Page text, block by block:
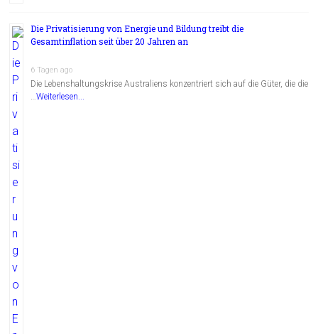
Die Privatisierung von Energie und Bildung treibt die
Gesamtinflation seit über 20 Jahren an
6 Tagen ago
Die Lebenshaltungskrise Australiens konzentriert sich auf die Güter, die die
…Weiterlesen...